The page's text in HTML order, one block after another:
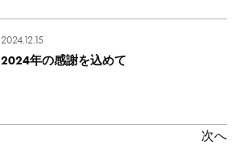
2024年の感謝を込めて
2024.12.15
次へ